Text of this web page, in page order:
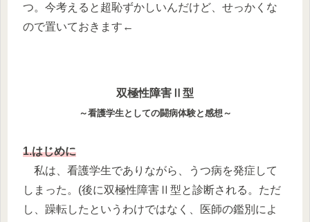
つ。今考えると超恥ずかしいんだけど、せっかくな
ので置いておきます←
双極性障害Ⅱ型
～看護学生としての闘病体験と感想～
1.はじめに
私は、看護学生でありながら、うつ病を発症して
しまった。(後に双極性障害Ⅱ型と診断される。ただ
し、躁転したというわけではなく、医師の鑑別によ